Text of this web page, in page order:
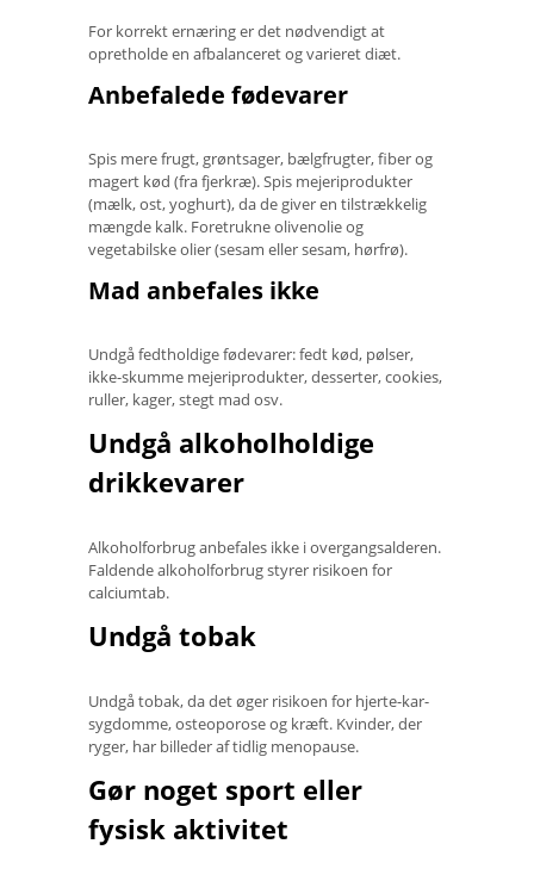
For korrekt ernæring er det nødvendigt at
opretholde en afbalanceret og varieret diæt.
Anbefalede fødevarer
Spis mere frugt, grøntsager, bælgfrugter, fiber og
magert kød (fra fjerkræ). Spis mejeriprodukter
(mælk, ost, yoghurt), da de giver en tilstrækkelig
mængde kalk. Foretrukne olivenolie og
vegetabilske olier (sesam eller sesam, hørfrø).
Mad anbefales ikke
Undgå fedtholdige fødevarer: fedt kød, pølser,
ikke-skumme mejeriprodukter, desserter, cookies,
ruller, kager, stegt mad osv.
Undgå alkoholholdige
drikkevarer
Alkoholforbrug anbefales ikke i overgangsalderen.
Faldende alkoholforbrug styrer risikoen for
calciumtab.
Undgå tobak
Undgå tobak, da det øger risikoen for hjerte-kar-
sygdomme, osteoporose og kræft. Kvinder, der
ryger, har billeder af tidlig menopause.
Gør noget sport eller
fysisk aktivitet